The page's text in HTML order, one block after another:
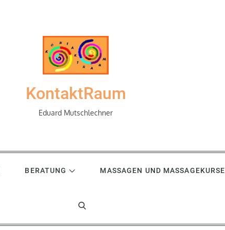
KontaktRaum
Eduard Mutschlechner
BERATUNG MASSAGEN UND MASSAGEKURSE